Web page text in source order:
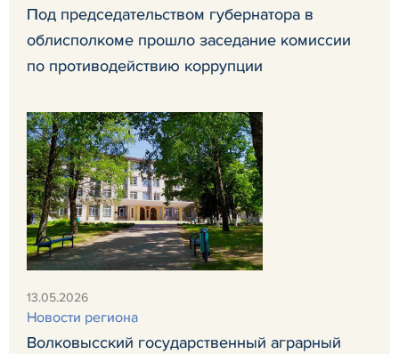
Под председательством губернатора в
облисполкоме прошло заседание комиссии
по противодействию коррупции
13.05.2026
Новости региона
Волковысский государственный аграрный